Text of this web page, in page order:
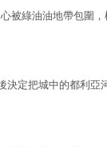
被綠油油地帶包圍
決定把城中的都利亞